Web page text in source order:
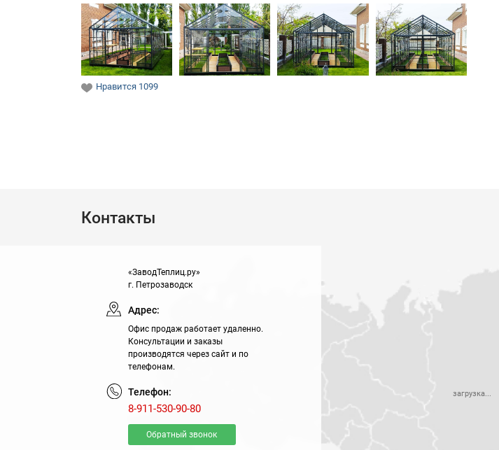
Нравится 1099
Контакты
«ЗаводТеплиц.ру»
г. Петрозаводск
Адрес:
Офис продаж работает удаленно.
Консультации и заказы
производятся через сайт и по
телефонам.
Телефон:
8-911-530-90-80
Обратный звонок
загрузка...